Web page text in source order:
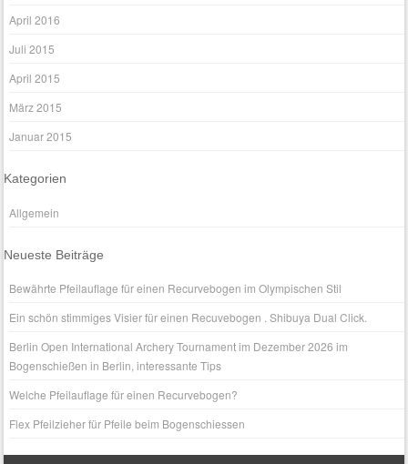
April 2016
Juli 2015
April 2015
März 2015
Januar 2015
Kategorien
Allgemein
Neueste Beiträge
Bewährte Pfeilauflage für einen Recurvebogen im Olympischen Stil
Ein schön stimmiges Visier für einen Recuvebogen . Shibuya Dual Click.
Berlin Open International Archery Tournament im Dezember 2026 im
Bogenschießen in Berlin, interessante Tips
Welche Pfeilauflage für einen Recurvebogen?
Flex Pfeilzieher für Pfeile beim Bogenschiessen